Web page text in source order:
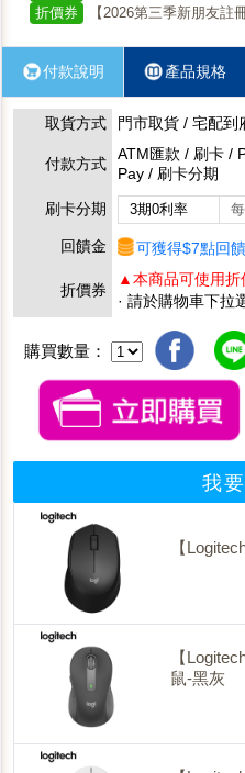
折價券
【2026第三季新朋友註
付款說明 產品規格
取貨方式 門市取貨 / 宅配到
付款方式
ATM匯款 / 刷卡 /
Pay / 刷卡分期
刷卡分期
3期0利率
回饋金 可獲得$7點回
折價券
▲本商品可使用折
· 請於購物車下拉
購買數量：
我
【
【
鼠-黑灰